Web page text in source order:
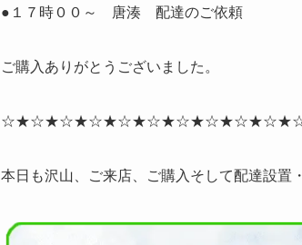
●１７時００～ 唐湊 配達のご依頼
ご購入ありがとうございました。
本日も沢山、ご来店、ご購入そして配達設